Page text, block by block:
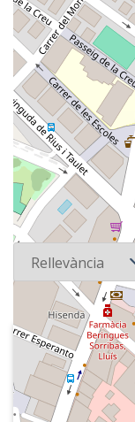
2 recursos
Ordena